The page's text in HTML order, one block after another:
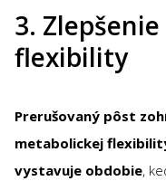
3.
flexibility
Prerušovaný pôst
metabolickej
vystavuje obdobie,